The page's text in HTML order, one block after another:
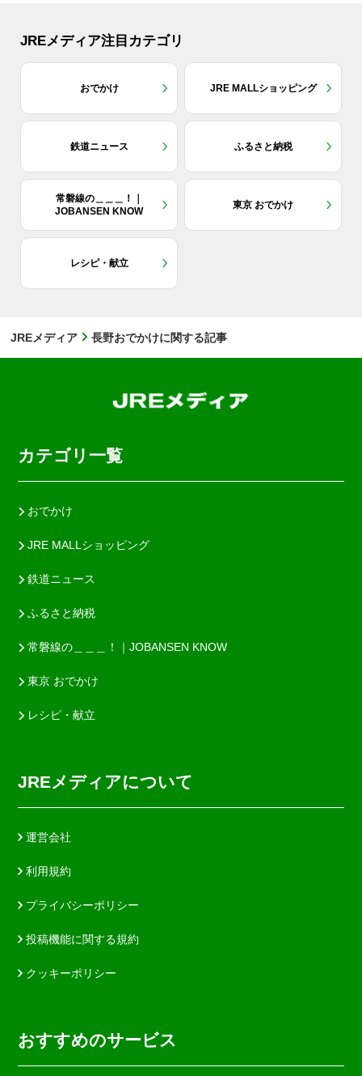
JREメディア注目カテゴリ
おでかけ JRE MALLショッピング
鉄道ニュース ふるさと納税
常磐線の＿＿＿！｜
JOBANSEN KNOW
東京 おでかけ
レシピ・献立
JREメディア 長野おでかけに関する記事
カテゴリ一覧
おでかけ
JRE MALLショッピング
鉄道ニュース
ふるさと納税
常磐線の＿＿＿！｜JOBANSEN KNOW
東京 おでかけ
レシピ・献立
JREメディアについて
運営会社
利用規約
プライバシーポリシー
投稿機能に関する規約
クッキーポリシー
おすすめのサービス